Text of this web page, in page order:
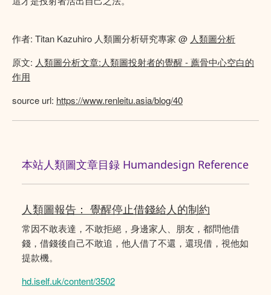
作者: Titan Kazuhiro 人類圖分析研究專家 @ 人類圖分析
原文: 人類圖分析文章:人類圖投射者的覺醒 - 薦骨中心空白的
作用
source url: https://www.renleitu.asia/blog/40
本站人類圖文章目録 Humandesign Reference
人類圖報告： 覺醒停止借錢給人的制約
常因不敢表達，不敢拒絕，身邊家人、朋友，都問他借
錢，借錢後自己不敢追，他人借了不還，還現借，視他如
提款機。
hd.iself.uk/content/3502